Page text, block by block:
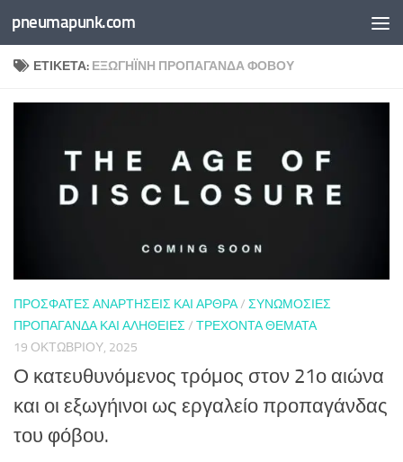
Skip to content
pneumapunk.com
ΕΤΙΚΈΤΑ: ΕΞΩΓΉΙΝΗ ΠΡΟΠΑΓΆΝΔΑ ΦΌΒΟΥ
ΠΡΌΣΦΑΤΕΣ ΑΝΑΡΤΉΣΕΙΣ ΚΑΙ ΆΡΘΡΑ/ ΣΥΝΩΜΟΣΊΕΣ
ΠΡΟΠΑΓΆΝΔΑ ΚΑΙ ΑΛΉΘΕΙΕΣ / ΤΡΈΧΟΝΤΑ ΘΈΜΑΤΑ
19 ΟΚΤΩΒΡΊΟΥ, 2025
Ο κατευθυνόμενος τρόμος στον 21ο αιώνα
και οι εξωγήινοι ως εργαλείο προπαγάνδας
του φόβου.